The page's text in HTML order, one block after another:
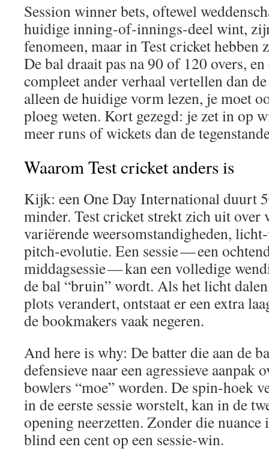
Session winner bets, oftewel
huidige inning‑of‑innings‑deel wint,
fenomeen, maar in Test cricket hebben
De bal draait pas na 90 of 120 overs, en
compleet ander verhaal vertellen dan
alleen de huidige vorm lezen, je moet
ploeg weten. Kort gezegd: je zet in op
meer runs of wickets dan de
Waarom Test cricket anders is
Kijk: een One Day International duurt
minder. Test cricket strekt zich uit over
variërende weersomstandigheden,
pitch‑evolutie. Een sessie — een
middagsessie — kan een volledige
de bal “bruin” wordt. Als het licht
plots verandert, ontstaat er een extra
de bookmakers vaak negeren.
And here is why: De batter die aan de
defensieve naar een agressieve aanpak
bowlers “moe” worden. De spin‑hoek
in de eerste sessie worstelt, kan in de
opening neerzetten. Zonder die nuance
blind een cent op een sessie‑win.